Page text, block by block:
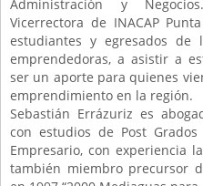
Administración y
Vicerrectora de INACAP
estudiantes y egresados de
emprendedoras, a asistir a
ser un aporte para quienes
emprendimiento en la región.
Sebastián Errázuriz es
con estudios de Post
Empresario, con experiencia
también miembro precursor